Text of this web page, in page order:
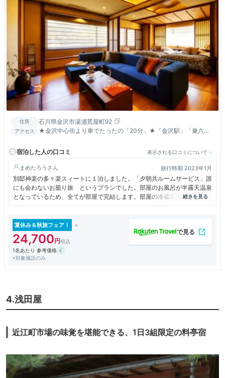
住所 石川県金沢市湯涌荒屋町92
アクセス
★金沢中心街より車でたったの「20分」★「金沢駅」「兼六園
宿泊した人の口コミ
表示される口コミについて
まめたろう 旅行時期 2023年1月
別邸神楽の多々楽スィートに１泊しました。「夕朝共ルームサービス」誰
にも会わないお籠り旅 というプランでした。部屋のお風呂が半露天温泉
となっているため、全てが部屋で完結します。部屋の冷蔵庫は無料で、ウ
ェルカムフルーツも冷蔵庫にありましたので、外のわずらわしさもありま
夏休み＆秋旅フェア！
24,700
1名あたり 参考価格
※対象施設のみ
4.浅田屋
近江町市場の味覚を堪能できる、1日3組限定の料亭宿